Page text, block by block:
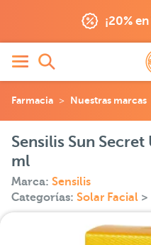
¡20%
Farmacia Nuestras marcas
Sensilis Sun
ml
Marca: Sensilis
Categorías: Solar Facial >